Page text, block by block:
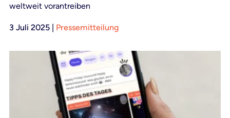
weltweit vorantreiben
3 Juli 2025 Pressemitteilung